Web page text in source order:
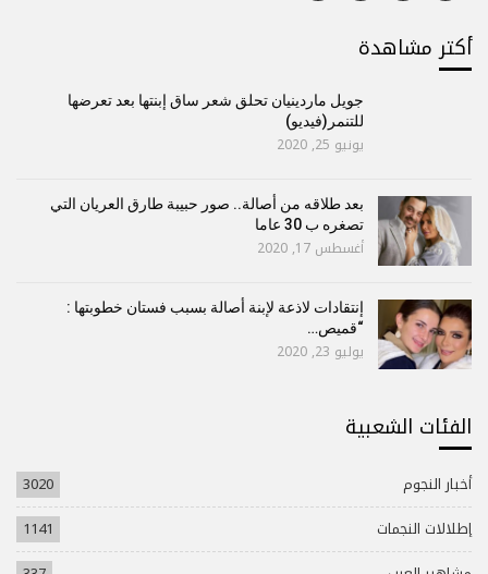
أكتر مشاهدة
جويل ماردينيان تحلق شعر ساق إبنتها بعد تعرضها
للتنمر(فيديو)
يونيو 25, 2020
بعد طلاقه من أصالة.. صور حبيبة طارق العريان التي
تصغره ب 30 عاما
أغسطس 17, 2020
إنتقادات لاذعة لإبنة أصالة بسبب فستان خطوبتها :
“قميص…
يوليو 23, 2020
الفئات الشعبية
أخبار النجوم
3020
إطلالات النجمات
1141